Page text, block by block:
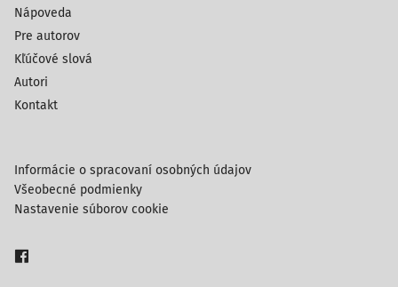
Nápoveda
Pre autorov
Kľúčové slová
Autori
Kontakt
Informácie o spracovaní osobných údajov
Všeobecné podmienky
Nastavenie súborov cookie